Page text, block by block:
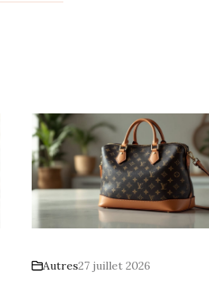
Autres27 juillet 2026